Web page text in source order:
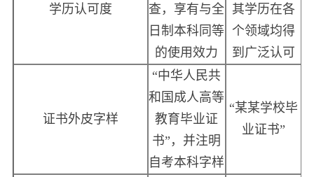
学历认可度
查，享有与全
日制本科同等
的使用效力
其学历在各
个领域均得
到广泛认可
证书外皮字样
“中华人民共
和国成人高等
教育毕业证
书”，并注明
自考本科字样
“某某学校毕
业证书”